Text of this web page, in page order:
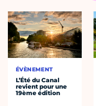
ÉVÈNEMENT
L’Été du Canal
revient pour une
19ème édition